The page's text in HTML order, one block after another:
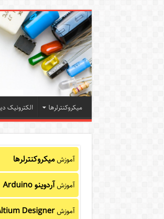
میکروکنترلرها الکترونیک
آموزشمیکروکنترلرها
آموزشآردوینو Arduino
آموزشDesigner